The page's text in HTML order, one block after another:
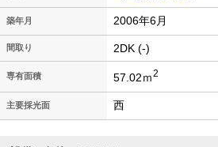
築年月 2006年6月
間取り 2DK (-)
専有面積 57.02ｍ2
主要採光面 西